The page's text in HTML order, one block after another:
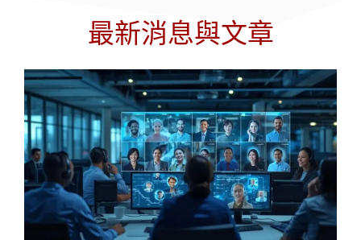
最新消息與文章